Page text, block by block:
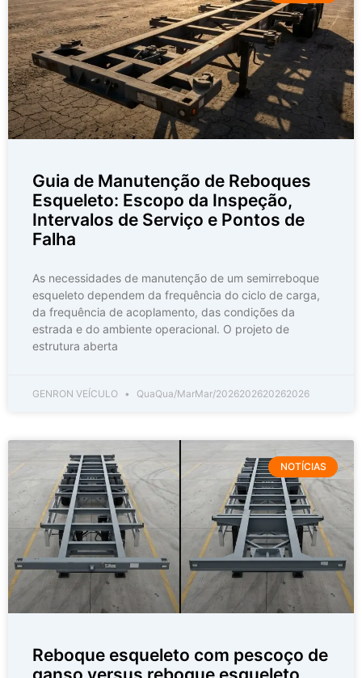
Guia de Manutenção de Reboques
Esqueleto: Escopo da Inspeção,
Intervalos de Serviço e Pontos de
Falha
As necessidades de manutenção de um semirreboque
esqueleto dependem da frequência do ciclo de carga,
da frequência de acoplamento, das condições da
estrada e do ambiente operacional. O projeto de
estrutura aberta
GENRON VEÍCULO QuaQua/MarMar/2026202620262026
NOTÍCIAS
Reboque esqueleto com pescoço de